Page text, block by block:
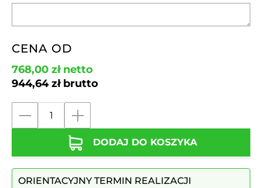
CENA OD
768,00 złnetto
944,64złbrutto
śmieci
z
kopułą
DODAJ DO KOSZYKA
ORIENTACYJNY TERMIN REALIZACJI